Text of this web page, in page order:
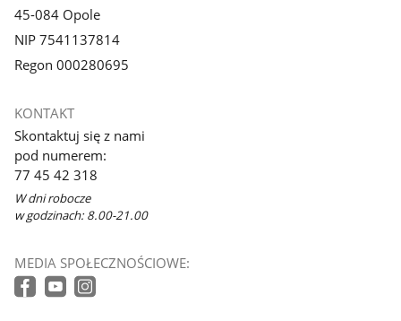
45-084 Opole
NIP 7541137814
Regon 000280695
KONTAKT
Skontaktuj się z nami
pod numerem:
77 45 42 318
W dni robocze
w godzinach: 8.00-21.00
MEDIA SPOŁECZNOŚCIOWE: